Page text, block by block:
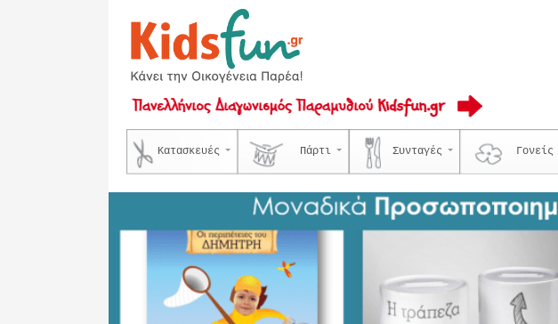
Κατασκευές Πάρτι Συνταγές Γονείς